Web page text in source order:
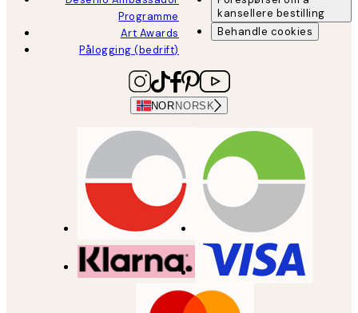
Programme
Art Awards
Pålogging (bedrift)
kansellere bestilling
Behandle cookies
NOR NORSK